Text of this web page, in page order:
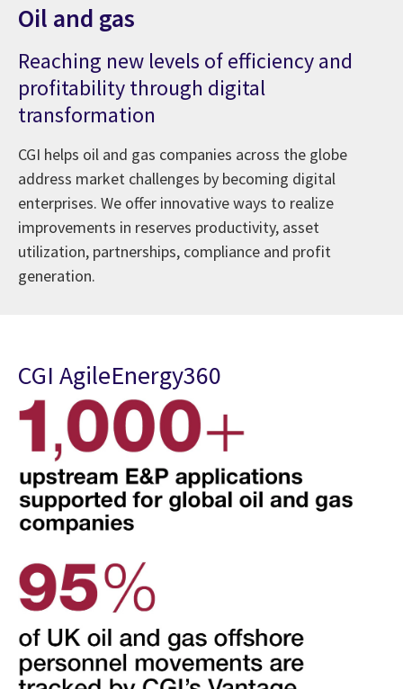
Oil and gas
Reaching new levels of efficiency and
profitability through digital
transformation
CGI helps oil and gas companies across the globe
address market challenges by becoming digital
enterprises. We offer innovative ways to realize
improvements in reserves productivity, asset
utilization, partnerships, compliance and profit
generation.
CGI AgileEnergy360